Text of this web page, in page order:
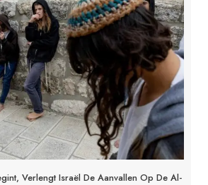
Verlengt Israël De Aanvallen Op De Al-